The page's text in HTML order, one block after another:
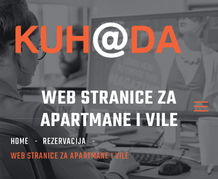
WEB STRANICE ZA
APARTMANE I VILE
HOME
REZERVACIJA
WEB STRANICE ZA APARTMANE I VILE